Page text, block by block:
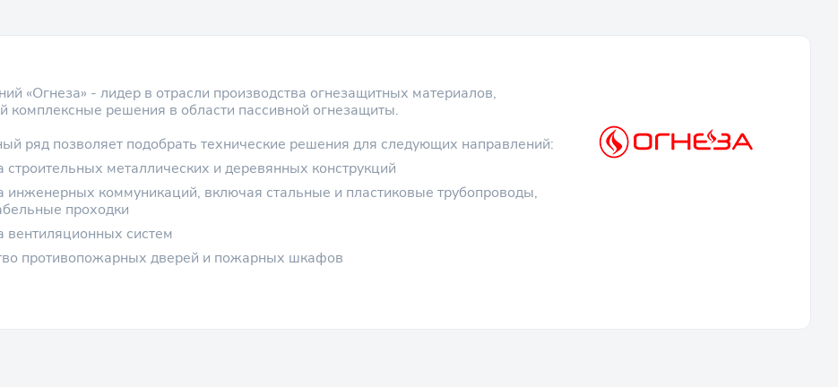
«Огнеза» - лидер в отрасли производства огнезащитных материалов,
комплексные решения в области пассивной огнезащиты.
ряд позволяет подобрать технические решения для следующих направлений:
строительных металлических и деревянных конструкций
инженерных коммуникаций, включая стальные и пластиковые трубопроводы,
проходки
вентиляционных систем
противопожарных дверей и пожарных шкафов